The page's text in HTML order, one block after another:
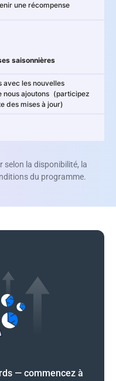
une récompense
saisonnières
avec les nouvelles
nous ajoutons (participez
des mises à jour)
selon la disponibilité, la
du programme.
— commencez à